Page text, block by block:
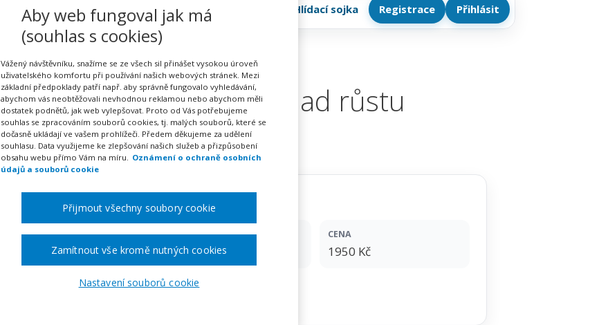
Proč se registrovat Hlídací sojka Registrace Přihlásit
Poznání sebe sama – základ růstu
(webinář)
Zřetel, s.r.o.
TERMÍN
17. 03. 2027
MÍSTO
ONLINE
CENA
1950 Kč
Aby web fungoval jak má
(souhlas s cookies)
Vážený návštěvníku, snažíme se ze všech sil přinášet vysokou úroveň
uživatelského komfortu při používání našich webových stránek. Mezi
základní předpoklady patří např. aby správně fungovalo vyhledávání,
abychom vás neobtěžovali nevhodnou reklamou nebo abychom měli
dostatek podnětů, jak web vylepšovat. Proto od Vás potřebujeme
souhlas se zpracováním souborů cookies, tj. malých souborů, které se
dočasně ukládají ve vašem prohlížeči. Předem děkujeme za udělení
souhlasu. Data využijeme ke zlepšování našich služeb a přizpůsobení
obsahu webu přímo Vám na míru.
Oznámení o ochraně osobních
údajů a souborů cookie
Nastavení souborů cookie
Zamítnout vše kromě nutných cookies
Přijmout všechny soubory cookie